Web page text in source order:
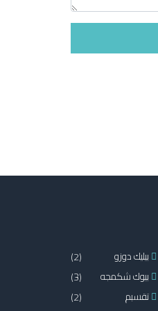
بيليك دوزو
(2)
بيوك شكمجه
(3)
تقسبم
(2)